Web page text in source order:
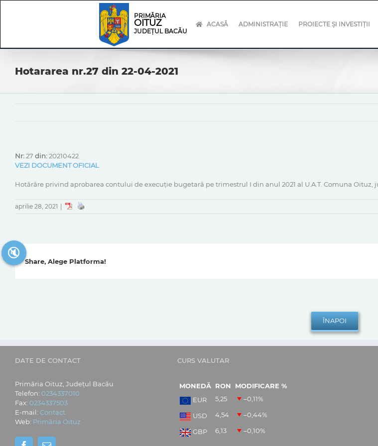
PRIMĂRIA
OITUZ
JUDEȚUL BACĂU
ACASĂ ADMINISTRAȚIE PROIECTE ȘI INVESTIȚII
Hotararea nr.27 din 22-04-2021
Nr:27 din:20210422
VEZI DOCUMENT OFICIAL
Hotărâre privind aprobarea contului de execuție bugetară pe trimestrul I din anul 2021 al U.A.T. Comuna Oituz,
aprilie 28, 2021
Share, Alege Platforma!
DATE DE CONTACT
Primăria Oituz, Județul Bacău
Telefon: 0234337010
Fax: 0234337503
E-mail: Contact
Web: Primăria Oituz
CURS VALUTAR
MONEDĂ RON
MODIFICARE %
EUR
5,25 –0,11%
USD 4,54 –0,44%
GBP 6,13 –0,10%
🔇